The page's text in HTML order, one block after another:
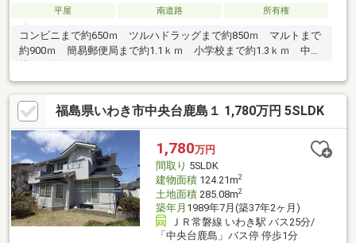
平屋 南道路 所有権
コンビニまで約650ｍ ツルハドラッグまで約850ｍ マルトまで
約900ｍ 簡易郵便局まで約1.1ｋｍ 小学校まで約1.3ｋｍ 中学
校まで約950ｍ
福島県いわき市中央台鹿島１ 1,780万円 5SLDK
1,780万円
間取り 5SLDK
建物面積124.21m2
土地面積285.08m2
築年月 1989年7月(築37年2ヶ月)
ＪＲ常磐線 いわき駅 バス25分/
「中央台鹿島」バス停 停歩1分